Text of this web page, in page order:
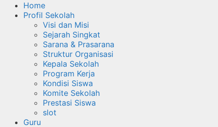
Home
Profil Sekolah
Visi dan Misi
Sejarah Singkat
Sarana & Prasarana
Struktur Organisasi
Kepala Sekolah
Program Kerja
Kondisi Siswa
Komite Sekolah
Prestasi Siswa
slot
Guru